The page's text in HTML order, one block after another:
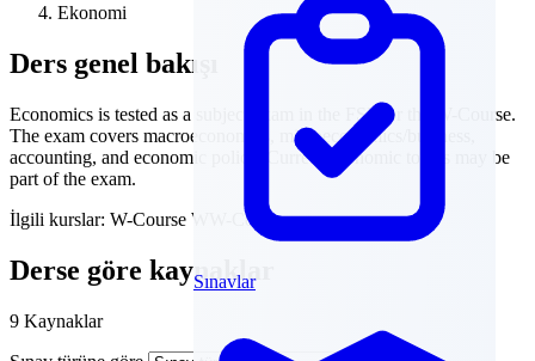
Sınavlar
Ekonomi
Ders genel bakışı
Economics is tested as a subject exam in the FSP for the W-Course.
The exam covers macroeconomics, microeconomics/business,
accounting, and economic policy. Current economic topics may be
part of the exam.
İlgili kurslar: W-Course WW-Course
Derse göre kaynaklar
9 Kaynaklar